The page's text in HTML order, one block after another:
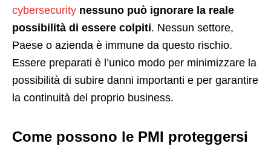
cybersecurity nessuno può ignorare la reale
possibilità di essere colpiti. Nessun settore,
Paese o azienda è immune da questo rischio.
Essere preparati è l’unico modo per minimizzare la
possibilità di subire danni importanti e per garantire
la continuità del proprio business.
Come possono le PMI proteggersi